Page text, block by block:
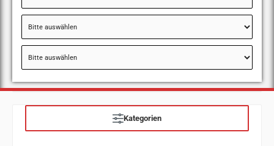
Kategorien